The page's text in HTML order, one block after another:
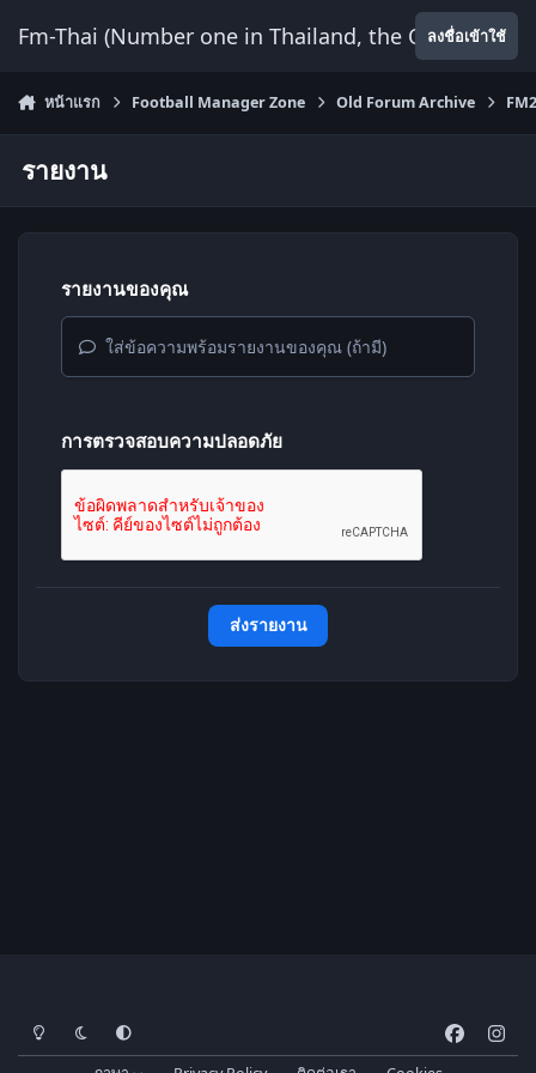
Fm-Thai (Number one in Thailand, the Onlyลงชื่อเข้าใช้
หน้าแรก Football Manager Zone Old Forum Archive
รายงาน
รายงานของคุณ
ใส่ข้อความพร้อมรายงานของคุณ (ถ้ามี)
การตรวจสอบความปลอดภัย
ส่งรายงาน
โหมดสว่างโหมดมืด การตั้งค่าระบบ
a
n